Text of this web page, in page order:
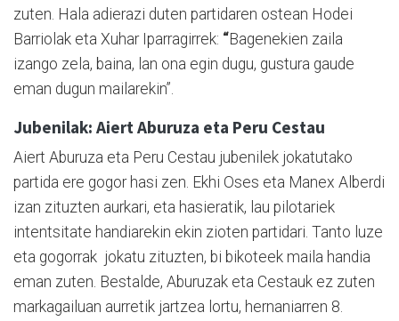
zuten. Hala adierazi duten partidaren ostean Hodei
Barriolak eta Xuhar Iparragirrek: “Bagenekien zaila
izango zela, baina, lan ona egin dugu, gustura gaude
eman dugun mailarekin”.
Jubenilak: Aiert Aburuza eta Peru Cestau
Aiert Aburuza eta Peru Cestau jubenilek jokatutako
partida ere gogor hasi zen. Ekhi Oses eta Manex Alberdi
izan zituzten aurkari, eta hasieratik, lau pilotariek
intentsitate handiarekin ekin zioten partidari. Tanto luze
eta gogorrak jokatu zituzten, bi bikoteek maila handia
eman zuten. Bestalde, Aburuzak eta Cestauk ez zuten
markagailuan aurretik jartzea lortu, hernaniarren 8.